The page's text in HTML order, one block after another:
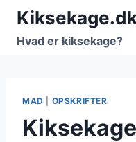
Fortsæt
indhold
Hvad er kiksekage?
MAD OPSKRIFTER